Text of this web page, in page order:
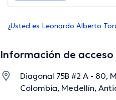
¿Usted es Leonardo Alberto
Información de acceso
Diagonal 75B #2 A - 80,
Colombia, Medellín,